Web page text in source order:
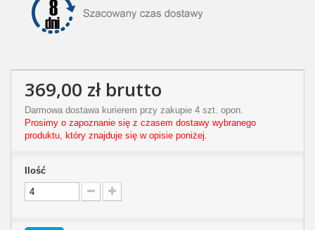
369,00 złbrutto
Darmowa dostawa kurierem przy zakupie 4 szt. opon.
Prosimy o zapoznanie się z czasem dostawy wybranego
produktu, który znajduje się w opisie poniżej.
Ilość